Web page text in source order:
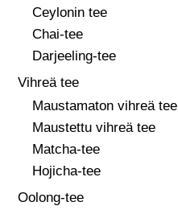
Ceylonin tee
Chai-tee
Darjeeling-tee
Vihreä tee
Maustamaton vihreä tee
Maustettu vihreä tee
Matcha-tee
Hojicha-tee
Oolong-tee